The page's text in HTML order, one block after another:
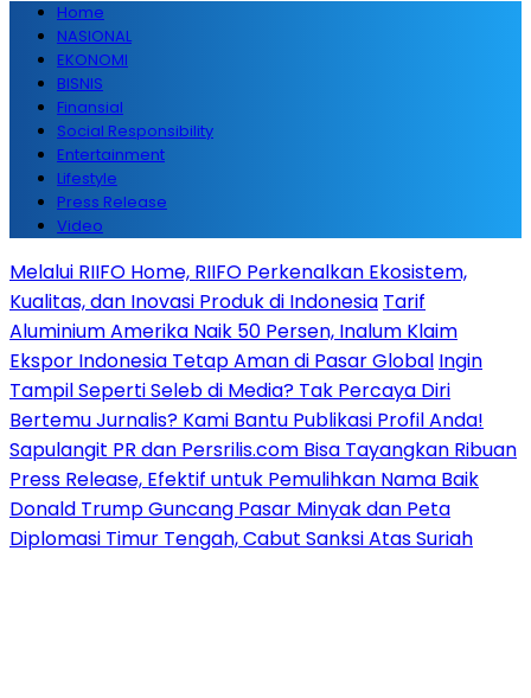
Home
NASIONAL
EKONOMI
BISNIS
Finansial
Social Responsibility
Entertainment
Lifestyle
Press Release
Video
Melalui RIIFO Home, RIIFO Perkenalkan Ekosistem,
Kualitas, dan Inovasi Produk di Indonesia Tarif
Aluminium Amerika Naik 50 Persen, Inalum Klaim
Ekspor Indonesia Tetap Aman di Pasar Global Ingin
Tampil Seperti Seleb di Media? Tak Percaya Diri
Bertemu Jurnalis? Kami Bantu Publikasi Profil Anda!
Sapulangit PR dan Persrilis.com Bisa Tayangkan Ribuan
Press Release, Efektif untuk Pemulihkan Nama Baik
Donald Trump Guncang Pasar Minyak dan Peta
Diplomasi Timur Tengah, Cabut Sanksi Atas Suriah